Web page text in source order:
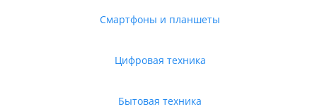
Смартфоны и планшеты
Цифровая техника
Бытовая техника